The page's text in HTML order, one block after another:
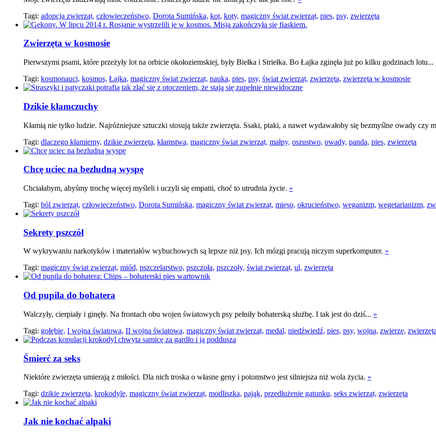
Tagi: adopcja zwierząt, człowieczeństwo, Dorota Sumińska, kot, koty, magiczny świat zwierząt, pies, psy, zwierzęta
Zwierzęta w kosmosie
Pierwszymi psami, które przeżyły lot na orbicie okołoziemskiej, były Biełka i Striełka. Bo Łajka zginęła już po kilku godzinach lotu...
Tagi: kosmonauci, kosmos, Łajka, magiczny świat zwierząt, nauka, pies, psy, świat zwierząt, zwierzęta, zwierzęta w kosmosie
Dzikie kłamczuchy
Kłamią nie tylko ludzie. Najróżniejsze sztuczki stosują także zwierzęta. Ssaki, ptaki, a nawet wydawałoby się bezmyślne owady czy
Tagi: dlaczego kłamiemy, dzikie zwierzęta, kłamstwa, magiczny świat zwierząt, małpy, oszustwo, owady, panda, pies, zwierzęta
Chcę uciec na bezludną wyspę
Chciałabym, abyśmy trochę więcej myśleli i uczyli się empatii, choć to utrudnia życie. »
Tagi: ból zwierząt, człowieczeństwo, Dorota Sumińska, magiczny świat zwierząt, mięso, okrucieństwo, weganizm, wegetarianizm,
Sekrety pszczół
W wykrywaniu narkotyków i materiałów wybuchowych są lepsze niż psy. Ich mózgi pracują niczym superkomputer. »
Tagi: magiczny świat zwierząt, miód, pszczelarstwo, pszczoła, pszczoły, świat zwierząt, ul, zwierzęta
Od pupila do bohatera
Walczyły, cierpiały i ginęły. Na frontach obu wojen światowych psy pełniły bohaterską służbę. I tak jest do dziś... »
Tagi: gołębie, I wojna światowa, II wojna światowa, magiczny świat zwierząt, medal, niedźwiedź, pies, psy, wojna, zwierzę,
Śmierć za seks
Niektóre zwierzęta umierają z miłości. Dla nich troska o własne geny i potomstwo jest silniejsza niż wola życia. »
Tagi: dzikie zwierzęta, krokodyle, magiczny świat zwierząt, modliszka, pająk, przedłużenie gatunku, seks zwierząt, zwierzęta
Jak nie kochać alpaki